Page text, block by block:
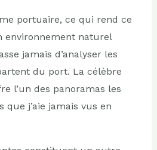
portuaire, ce qui rend ce
environnement naturel
jamais d’analyser les
du port. La célèbre
l’un des panoramas les
j’aie jamais vus en